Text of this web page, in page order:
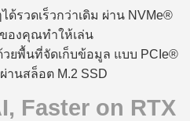
รวดเร็วกว่าเดิม ผ่าน NVMe®
องคุณทำให้เล่น
ยพื้นที่จัดเก็บข้อมูล แบบ PCIe®
านสล็อต M.2 SSD
Faster on RTX